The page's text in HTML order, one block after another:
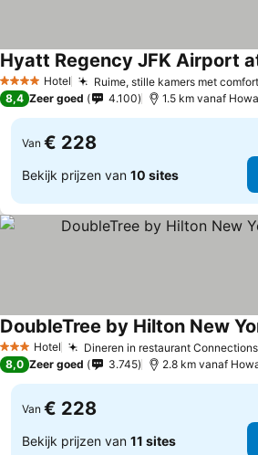
4 SterrenHotel Ruime, stille kamers met
8,4 Zeer goed 4.100
Van € 228
Bekijk prijzen van 10 sites
3 SterrenHotel Dineren in restaurant Connections
DoubleTree by Hilton New
8,0 Zeer goed 3.745
Van € 228
Bekijk prijzen van 11 sites